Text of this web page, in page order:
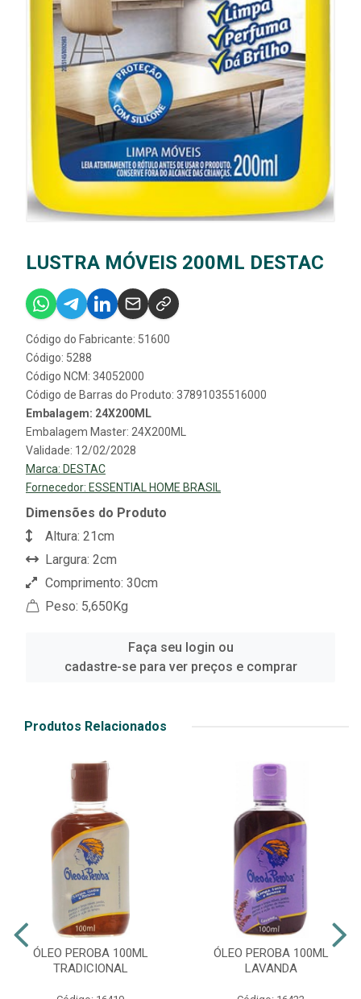
LUSTRA MÓVEIS 200ML DESTAC
Código do Fabricante: 51600
Código: 5288
Código NCM: 34052000
Código de Barras do Produto: 37891035516000
Embalagem: 24X200ML
Embalagem Master: 24X200ML
Validade: 12/02/2028
Marca: DESTAC
Fornecedor: ESSENTIAL HOME BRASIL
Dimensões do Produto
Altura: 21cm
Largura: 2cm
Comprimento: 30cm
Peso: 5,650Kg
Faça seu login ou
cadastre-se para ver preços e comprar
Produtos Relacionados
ÓLEO PEROBA 100ML
TRADICIONAL
ÓLEO PEROBA 100ML
LAVANDA